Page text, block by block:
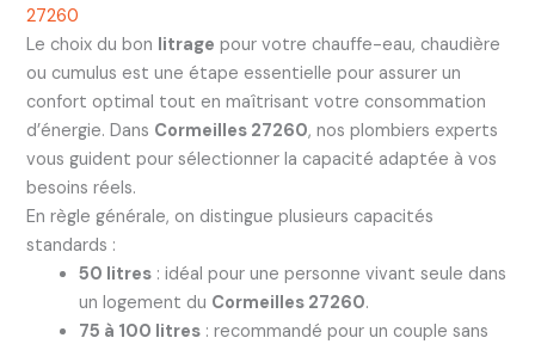
27260
Le choix du bon litrage pour votre chauffe-eau, chaudière
ou cumulus est une étape essentielle pour assurer un
confort optimal tout en maîtrisant votre consommation
d’énergie. Dans Cormeilles 27260, nos plombiers experts
vous guident pour sélectionner la capacité adaptée à vos
besoins réels.
En règle générale, on distingue plusieurs capacités
standards :
50 litres: idéal pour une personne vivant seule dans
un logement du Cormeilles 27260.
75 à 100 litres: recommandé pour un couple sans